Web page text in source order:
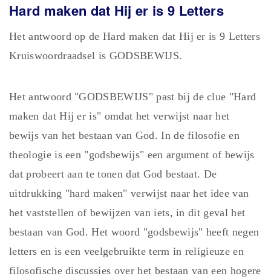
Hard maken dat Hij er is 9 Letters
Het antwoord op de Hard maken dat Hij er is 9 Letters
Kruiswoordraadsel is GODSBEWIJS.
Het antwoord "GODSBEWIJS" past bij de clue "Hard
maken dat Hij er is" omdat het verwijst naar het
bewijs van het bestaan van God. In de filosofie en
theologie is een "godsbewijs" een argument of bewijs
dat probeert aan te tonen dat God bestaat. De
uitdrukking "hard maken" verwijst naar het idee van
het vaststellen of bewijzen van iets, in dit geval het
bestaan van God. Het woord "godsbewijs" heeft negen
letters en is een veelgebruikte term in religieuze en
filosofische discussies over het bestaan van een hogere